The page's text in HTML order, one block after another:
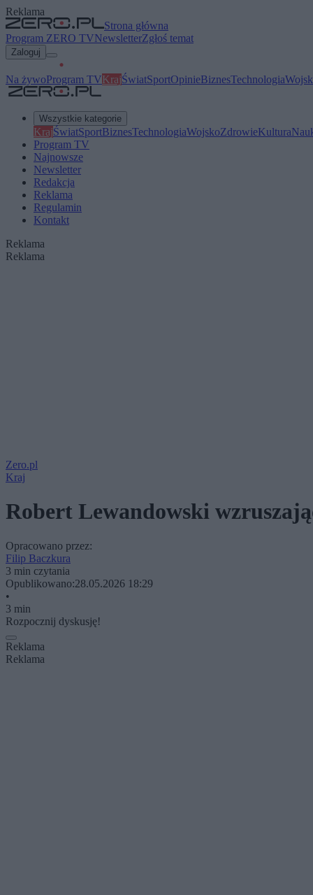
Reklama
Strona główna
Program ZERO TVNewsletterZgłoś temat
Zaloguj
Na żywoProgram TVKrajŚwiatSportOpinieBiznesTechnologia
Wszystkie kategorie
KrajŚwiatSportBiznesTechnologiaWojskoZdrowieKultura
Program TV
Najnowsze
Newsletter
Redakcja
Reklama
Regulamin
Kontakt
Reklama
Reklama
Zero.pl
Kraj
Robert Lewandowski
Opracowano przez:
Filip Baczkura
3 min czytania
Opublikowano:28.05.2026 18:29
•
3 min
Rozpocznij dyskusję!
Reklama
Reklama